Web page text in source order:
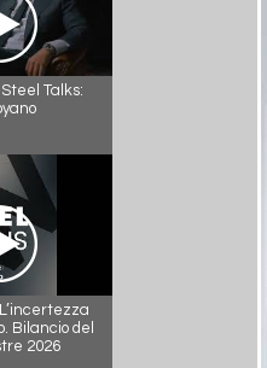
Talks:
Bilancio del
2026